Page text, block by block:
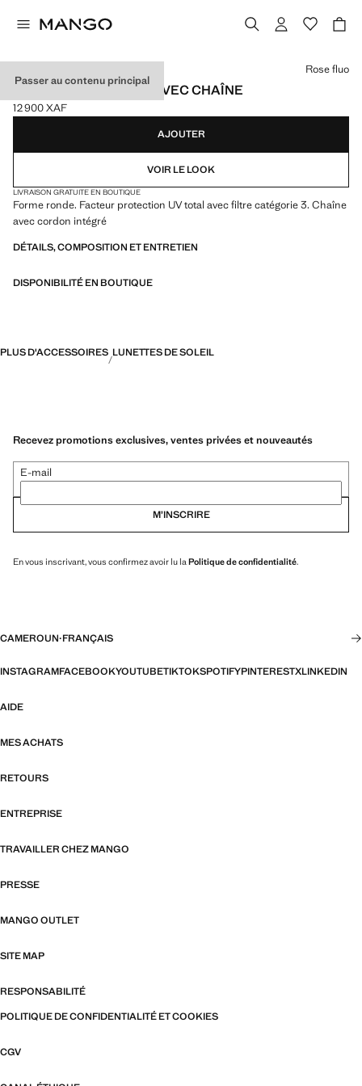
Passer au contenu principal
LUNETTES DE SOLEIL AVEC CHAÎNE
Prix actuel [12 900 XAF ]
12 900 XAF
Choisissez une couleur
Rose fluo
AJOUTER
VOIR LE LOOK
LIVRAISON GRATUITE EN BOUTIQUE
Forme ronde. Facteur protection UV total avec filtre catégorie 3. Chaîne
avec cordon intégré
DÉTAILS, COMPOSITION ET ENTRETIEN
DISPONIBILITÉ EN BOUTIQUE
PLUS D'ACCESSOIRES LUNETTES DE SOLEIL
Recevez promotions exclusives, ventes privées et nouveautés
E-mail
M’INSCRIRE
En vous inscrivant, vous confirmez avoir lu la Politique de confidentialité.
CAMEROUN·FRANÇAIS
INSTAGRAMFACEBOOKYOUTUBETIKTOKSPOTIFYPINTERESTXLINKEDIN
AIDE
MES ACHATS
RETOURS
ENTREPRISE
TRAVAILLER CHEZ MANGO
PRESSE
MANGO OUTLET
SITE MAP
RESPONSABILITÉ
POLITIQUE DE CONFIDENTIALITÉ ET COOKIES
CGV